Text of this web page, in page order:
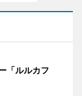
「ルルカフ